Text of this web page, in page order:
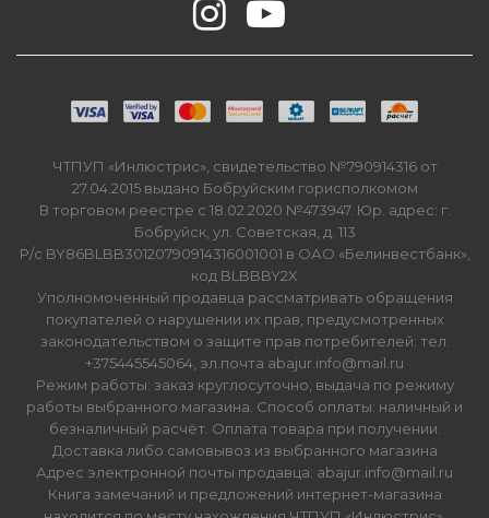
ЧТПУП «Инлюстрис», свидетельство №790914316 от
27.04.2015 выдано Бобруйским горисполкомом
В торговом реестре с 18.02.2020 №473947. Юр. адрес: г.
Бобруйск, ул. Советская, д. 113
Р/с BY86BLBB30120790914316001001 в ОАО «Белинвестбанк»,
код BLBBBY2X
Уполномоченный продавца рассматривать обращения
покупателей о нарушении их прав, предусмотренных
законодательством о защите прав потребителей: тел.
+375445545064, эл.почта abajur.info@mail.ru
Режим работы: заказ круглосуточно, выдача по режиму
работы выбранного магазина. Способ оплаты: наличный и
безналичный расчёт. Оплата товара при получении.
Доставка либо самовывоз из выбранного магазина
Адрес электронной почты продавца: abajur.info@mail.ru
Книга замечаний и предложений интернет-магазина